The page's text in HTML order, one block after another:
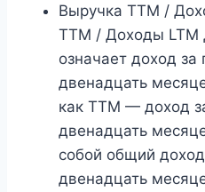
Выручка TTM /
TTM / Доходы LTM
означает доход за
двенадцать
как TTM — доход
двенадцать
собой общий
двенадцать